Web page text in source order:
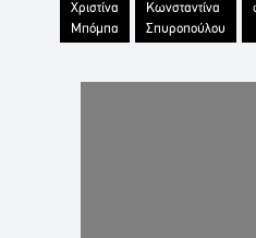
Χριστίνα
Μπόμπα
Κωνσταντίνα
Σπυροπούλου